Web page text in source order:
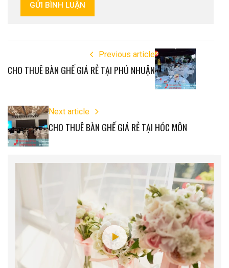
GỬI BÌNH LUẬN
Previous article
CHO THUÊ BÀN GHẾ GIÁ RẺ TẠI PHÚ NHUẬN
Next article
CHO THUÊ BÀN GHẾ GIÁ RẺ TẠI HÓC MÔN